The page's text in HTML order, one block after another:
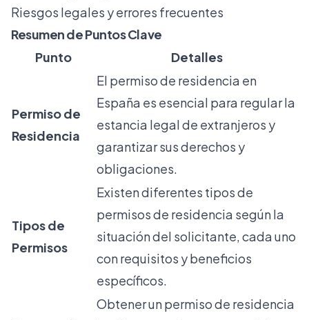
Riesgos legales y errores frecuentes
Resumen de Puntos Clave
Punto
Detalles
Permiso de
Residencia
El permiso de residencia en
España es esencial para regular la
estancia legal de extranjeros y
garantizar sus derechos y
obligaciones.
Tipos de
Permisos
Existen diferentes tipos de
permisos de residencia según la
situación del solicitante, cada uno
con requisitos y beneficios
específicos.
Obtener un permiso de residencia